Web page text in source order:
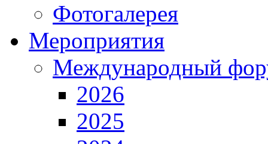
Фотогалерея
Мероприятия
Международный
2026
2025